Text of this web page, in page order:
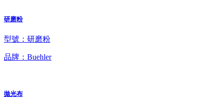
研磨粉
型號：研磨粉
品牌：Buehler
拋光布